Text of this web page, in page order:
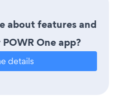
about features and
One app?
details